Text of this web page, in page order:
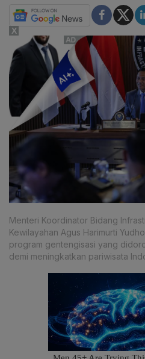
Menteri Koordinator Bidang
Kewilayahan Agus Harimurti
program gentengisasi yang
demi meningkatkan pariwisata
X